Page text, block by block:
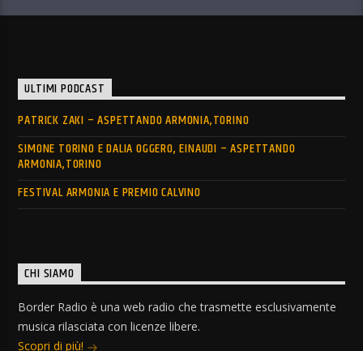
ULTIMI PODCAST
PATRICK ZAKI – ASPETTANDO ARMONIA,TORINO
SIMONE TORINO E DALIA OGGERO, EINAUDI – ASPETTANDO
ARMONIA,TORINO
FESTIVAL ARMONIA E PREMIO CALVINO
CHI SIAMO
Border Radio è una web radio che trasmette esclusivamente
musica rilasciata con licenze libere.
Scopri di più!